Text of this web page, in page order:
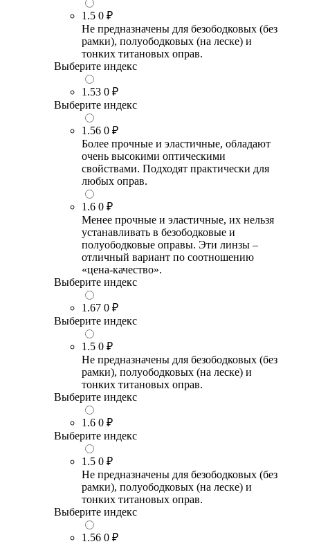
1.5 0 ₽
Не предназначены для безободковых (без
рамки), полуободковых (на леске) и
тонких титановых оправ.
Выберите индекс
1.53 0 ₽
Выберите индекс
1.56 0 ₽
Более прочные и эластичные, обладают
очень высокими оптическими
свойствами. Подходят практически для
любых оправ.
1.6 0 ₽
Менее прочные и эластичные, их нельзя
устанавливать в безободковые и
полуободковые оправы. Эти линзы –
отличный вариант по соотношению
«цена-качество».
Выберите индекс
1.67 0 ₽
Выберите индекс
1.5 0 ₽
Не предназначены для безободковых (без
рамки), полуободковых (на леске) и
тонких титановых оправ.
Выберите индекс
1.6 0 ₽
Выберите индекс
1.5 0 ₽
Не предназначены для безободковых (без
рамки), полуободковых (на леске) и
тонких титановых оправ.
Выберите индекс
1.56 0 ₽